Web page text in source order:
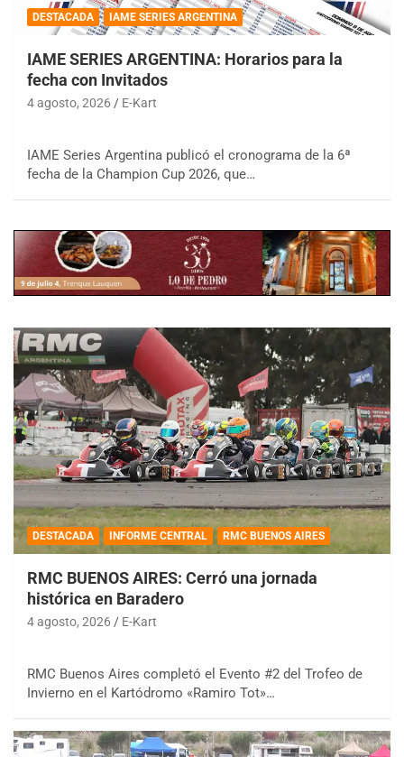
DESTACADA IAME SERIES ARGENTINA
IAME SERIES ARGENTINA: Horarios para la
fecha con Invitados
4 agosto, 2026 E-Kart
IAME Series Argentina publicó el cronograma de la 6ª
fecha de la Champion Cup 2026, que…
DESTACADA INFORME CENTRAL RMC BUENOS AIRES
RMC BUENOS AIRES: Cerró una jornada
histórica en Baradero
4 agosto, 2026 E-Kart
RMC Buenos Aires completó el Evento #2 del Trofeo de
Invierno en el Kartódromo «Ramiro Tot»…